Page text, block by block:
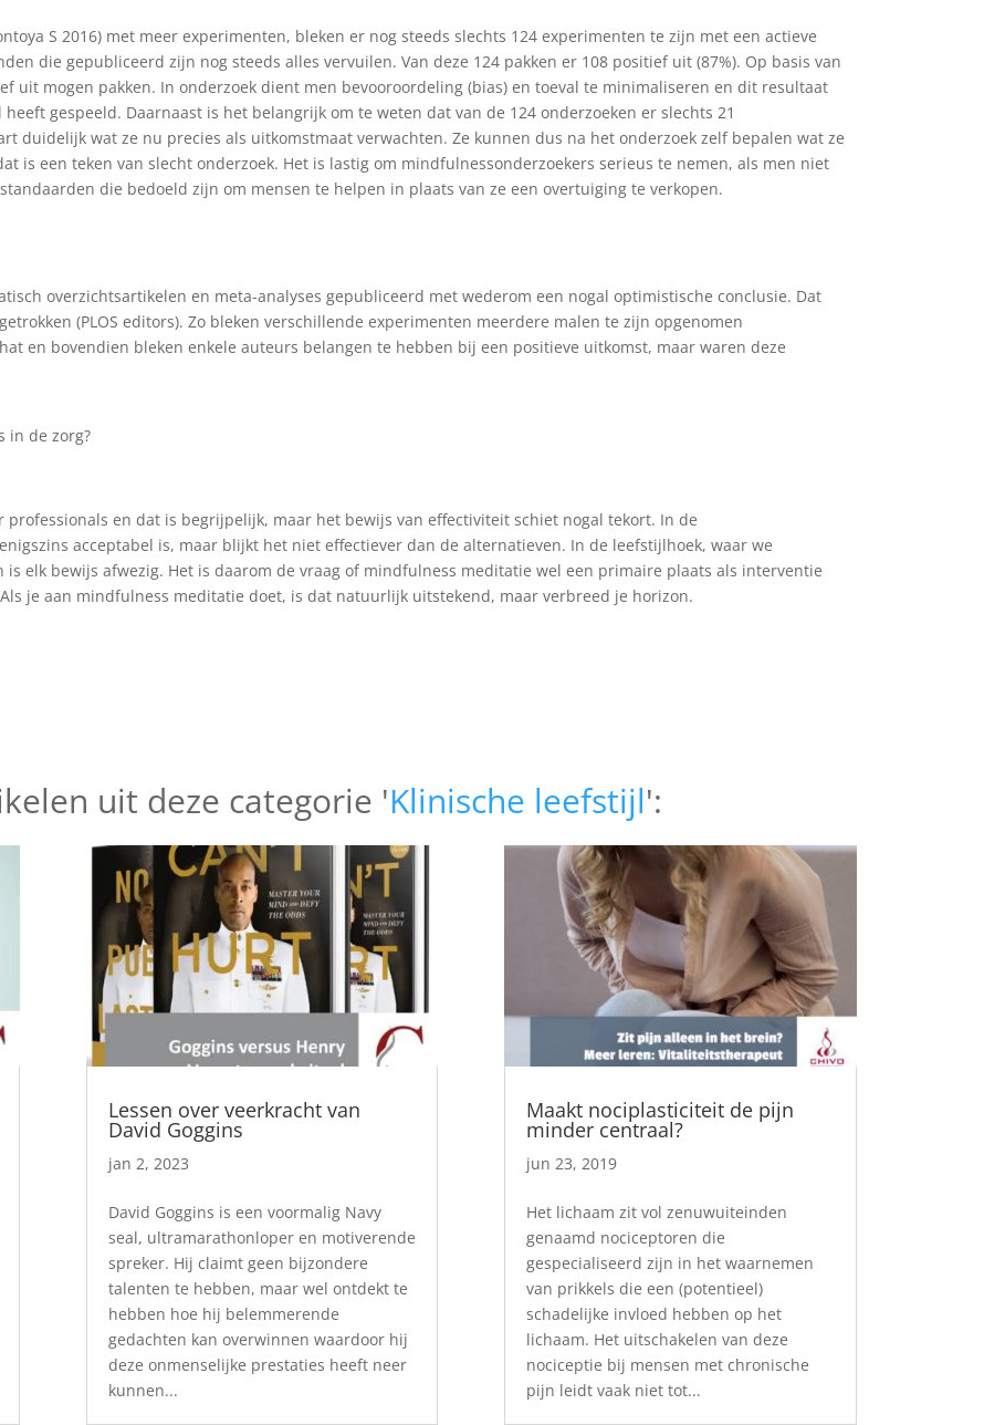
S 2016) met meer experimenten, bleken er nog steeds slechts 124 experimenten te zijn met een actieve
die gepubliceerd zijn nog steeds alles vervuilen. Van deze 124 pakken er 108 positief uit (87%). Op basis van
uit mogen pakken. In onderzoek dient men bevooroordeling (bias) en toeval te minimaliseren en dit resultaat
gespeeld. Daarnaast is het belangrijk om te weten dat van de 124 onderzoeken er slechts 21
duidelijk wat ze nu precies als uitkomstmaat verwachten. Ze kunnen dus na het onderzoek zelf bepalen wat ze
is een teken van slecht onderzoek. Het is lastig om mindfulnessonderzoekers serieus te nemen, als men niet
die bedoeld zijn om mensen te helpen in plaats van ze een overtuiging te verkopen.
overzichtsartikelen en meta-analyses gepubliceerd met wederom een nogal optimistische conclusie. Dat
(PLOS editors). Zo bleken verschillende experimenten meerdere malen te zijn opgenomen
en bovendien bleken enkele auteurs belangen te hebben bij een positieve uitkomst, maar waren deze
in de zorg?
en dat is begrijpelijk, maar het bewijs van effectiviteit schiet nogal tekort. In de
acceptabel is, maar blijkt het niet effectiever dan de alternatieven. In de leefstijlhoek, waar we
elk bewijs afwezig. Het is daarom de vraag of mindfulness meditatie wel een primaire plaats als interventie
je aan mindfulness meditatie doet, is dat natuurlijk uitstekend, maar verbreed je horizon.
uit deze categorie 'Klinische leefstijl':
Lessen over veerkracht van
David Goggins
jan 2, 2023
David Goggins is een voormalig Navy
seal, ultramarathonloper en motiverende
spreker. Hij claimt geen bijzondere
talenten te hebben, maar wel ontdekt te
hebben hoe hij belemmerende
gedachten kan overwinnen waardoor hij
deze onmenselijke prestaties heeft neer
kunnen...
Maakt nociplasticiteit de pijn
minder centraal?
jun 23, 2019
Het lichaam zit vol zenuwuiteinden
genaamd nociceptoren die
gespecialiseerd zijn in het waarnemen
van prikkels die een (potentieel)
schadelijke invloed hebben op het
lichaam. Het uitschakelen van deze
nociceptie bij mensen met chronische
pijn leidt vaak niet tot...